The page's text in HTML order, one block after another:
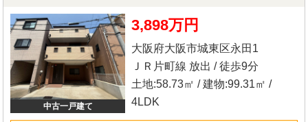
調・ハウスクリーニング他 ※当社ではネットで他社様が広告し
ている物件も同時に紹介・案内可能です。 併せて内覧を希望さ
れる際は、物件名を担当者までお申し付け下さい。
中古一戸建て
3,898万円
大阪府大阪市城東区永田1
ＪＲ片町線 放出 / 徒歩9分
土地:58.73㎡ / 建物:99.31㎡ /
4LDK